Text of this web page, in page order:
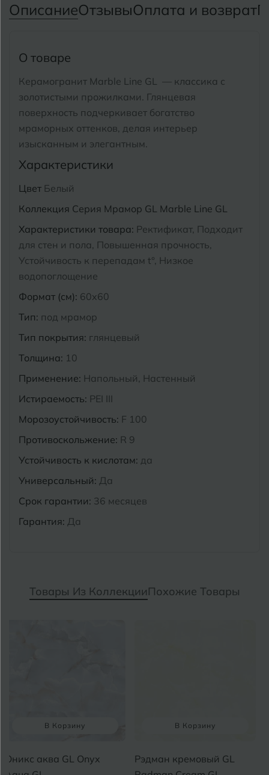
ОписаниеОтзывыОплата и возврат
О товаре
Керамогранит Marble Line GL — классика с
золотистыми прожилками. Глянцевая
поверхность подчеркивает богатство
мраморных оттенков, делая интерьер
изысканным и элегантным.
Характеристики
Цвет Белый
Коллекция Серия Мрамор GL Marble Line GL
Характеристики товара: Ректификат, Подходит
для стен и пола, Повышенная прочность,
Устойчивость к перепадам t°, Низкое
водопоглощение
Формат (см): 60x60
Тип: под мрамор
Тип покрытия: глянцевый
Толщина: 10
Применение: Напольный, Настенный
Истираемость: PEI III
Морозоустойчивость: F 100
Противоскольжение: R 9
Устойчивость к кислотам: да
Универсальный: Да
Срок гарантии: 36 месяцев
Гарантия: Да
Товары Из КоллекцииПохожие Товары
В Корзину
Оникс аква GL Onyx
В Корзину
Рэдман кремовый GL
Е Евпатория
Ижевск
Казань
Кемерово
Ковров
Котлас
Курган
Курганинск
Магнитогорск
Майкоп
Темрюк
Тольятти
Томск
Тула
Ульяновск
Уфа